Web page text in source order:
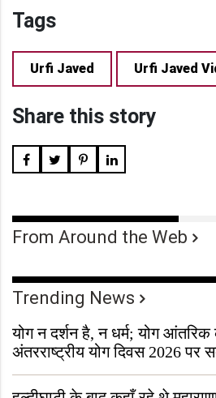
Tags
Urfi Javed Urfi Javed
Share this story
From Around the Web
Trending News
योग न दर्शन है, न धर्म; योग आंतरिक
अंतरराष्ट्रीय योग दिवस 2026 पर